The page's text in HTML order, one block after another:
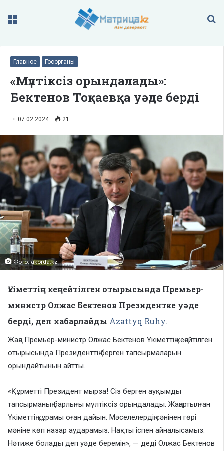
Меню
Главное Госорганы
«Мүлтіксіз орындалады»:
Бектенов Тоқаевқа уәде берді
07.02.2024 21
Фото: akorda.kz
Үкіметтің кеңейтілген отырысында Премьер-
министр Олжас Бектенов Президентке уәде
берді, деп хабарлайды Azattyq Ruhу.
Жаңа Премьер-министр Олжас Бектенов Үкіметтің кеңейтілген
отырысында Президенттің берген тапсырмаларын
орындайтынын айтты.
«Құрметті Президент мырза! Сіз берген ауқымды
тапсырманың барлығы мүлтіксіз орындалады. Жаңартылған
Үкіметтің құрамы оған дайын. Мәселелердің сәнінен гөрі
мәніне көп назар аударамыз. Нақты іспен айналысамыз.
Нәтиже болады деп уәде беремін», — деді Олжас Бектенов